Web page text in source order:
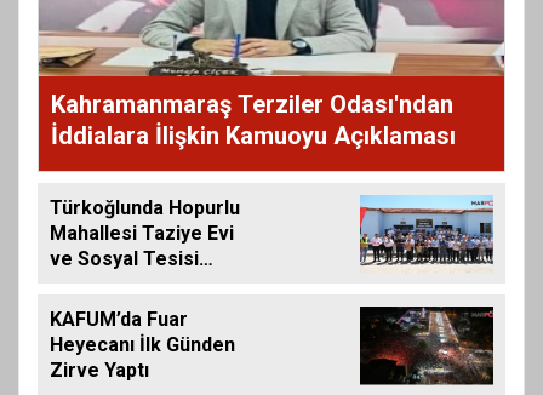
Kahramanmaraş Terziler Odası'ndan
İddialara İlişkin Kamuoyu Açıklaması
Türkoğlunda Hopurlu
Mahallesi Taziye Evi
ve Sosyal Tesisi
KAFUM’da Fuar
Heyecanı İlk Günden
Zirve Yaptı